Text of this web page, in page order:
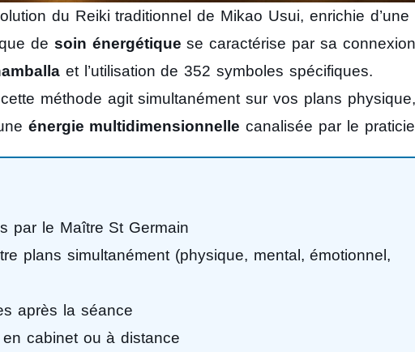
du Reiki traditionnel de Mikao Usui, enrichie d’une
de soin énergétique se caractérise par sa connexion
et l’utilisation de 352 symboles spécifiques.
méthode agit simultanément sur vos plans physique,
énergie multidimensionnelle canalisée par le
par le Maître St Germain
plans simultanément (physique, mental, émotionnel,
après la séance
cabinet ou à distance